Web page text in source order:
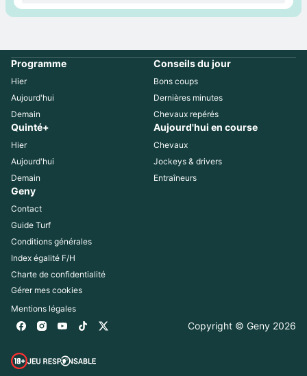
Programme
Hier
Aujourd'hui
Demain
Conseils du jour
Bons coups
Dernières minutes
Chevaux repérés
Quinté+
Hier
Aujourd'hui
Demain
Aujourd'hui en course
Chevaux
Jockeys & drivers
Entraîneurs
Geny
Contact
Guide Turf
Conditions générales
Index égalité F/H
Charte de confidentialité
Gérer mes cookies
Mentions légales
Copyright © Geny 2026